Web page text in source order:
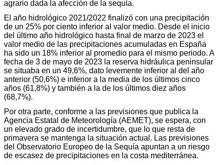
agrario dada la afección de la sequía.
El año hidrológico 2021/2022 finalizó con una precipitación
de un 25% por ciento inferior al valor medio. Desde el inicio
del último año hidrológico hasta final de marzo de 2023 el
valor medio de las precipitaciones acumuladas en España
ha sido un 18% inferior al promedio para el mismo periodo. A
fecha de 3 de mayo de 2023 la reserva hidráulica peninsular
se situaba en un 49,6%, dato levemente inferior al del año
anterior (50,6%) e inferior a la media de los últimos cinco
años (61,8%) y también a la de los últimos diez años
(68,7%).
Por otra parte, conforme a las previsiones que publica la
Agencia Estatal de Meteorología (AEMET), se espera, con
un elevado grado de incertidumbre, que lo que resta de
primavera se mantenga la situación actual. Las previsiones
del Observatorio Europeo de la Sequía apuntan a un riesgo
de escasez de precipitaciones en la costa mediterránea.